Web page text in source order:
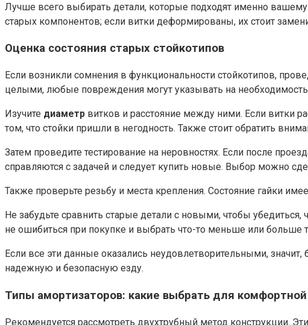
Лучше всего выбирать детали, которые подходят именно
старых компонентов; если витки деформированы, их стоит
Оценка состояния старых стойкотипов
Если возникли сомнения в функциональности стойкотипов,
целыми, любые повреждения могут указывать на
Изучите диаметр витков и расстояние между ними. Если витки
том, что стойки пришли в негодность. Также стоит обратить
Затем проведите тестирование на неровностях. Если после
справляются с задачей и следует купить новые. Выбор можно
Также проверьте резьбу и места крепления. Состояние гайки
Не забудьте сравнить старые детали с новыми, чтобы
не ошибиться при покупке и выбрать что-то меньше или больше
Если все эти данные оказались неудовлетворительными,
надежную и безопасную езду.
Типы амортизаторов: какие выбрать для
Рекомендуется рассмотреть двухтрубный метод конструкции.